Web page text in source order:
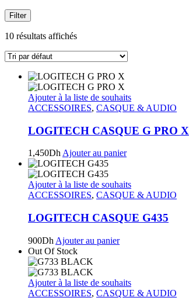
Filter
10 résultats affichés
Ajouter à la liste de souhaits
ACCESSOIRES, CASQUE & AUDIO
LOGITECH CASQUE G PRO X
1,450DhAjouter au panier
Ajouter à la liste de souhaits
ACCESSOIRES, CASQUE & AUDIO
LOGITECH CASQUE G435
900Dh Ajouter au panier
Out Of Stock
Ajouter à la liste de souhaits
ACCESSOIRES, CASQUE & AUDIO